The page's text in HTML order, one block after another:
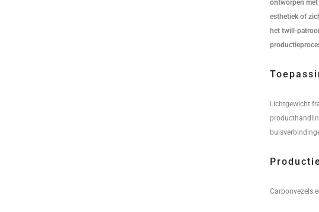
ontworpen
esthetiek of
het twill-
Lichtgewicht
Carbonvezels